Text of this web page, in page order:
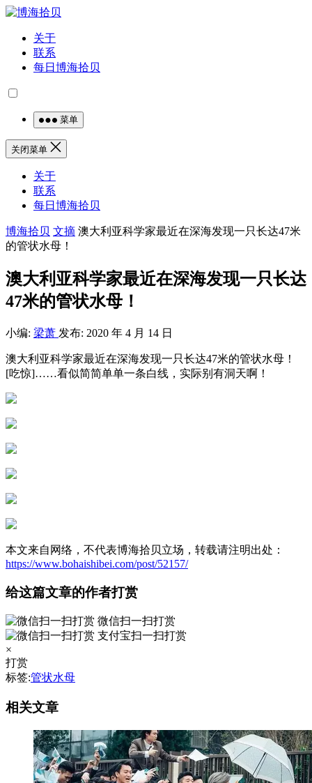
关于
联系
每日博海拾贝
菜单
关闭菜单
关于
联系
每日博海拾贝
博海拾贝 文摘 澳大利亚科学家最近在深海发现一只长达47米
的管状水母！
澳大利亚科学家最近在深海发现一只长达
47米的管状水母！
小编: 梁萧 发布: 2020 年 4 月 14 日
澳大利亚科学家最近在深海发现一只长达47米的管状水母！
[吃惊]……看似简简单单一条白线，实际别有洞天啊！
本文来自网络，不代表博海拾贝立场，转载请注明出处：
https://www.bohaishibei.com/post/52157/
给这篇文章的作者打赏
微信扫一扫打赏
支付宝扫一扫打赏
×
打赏
标签:管状水母
相关文章